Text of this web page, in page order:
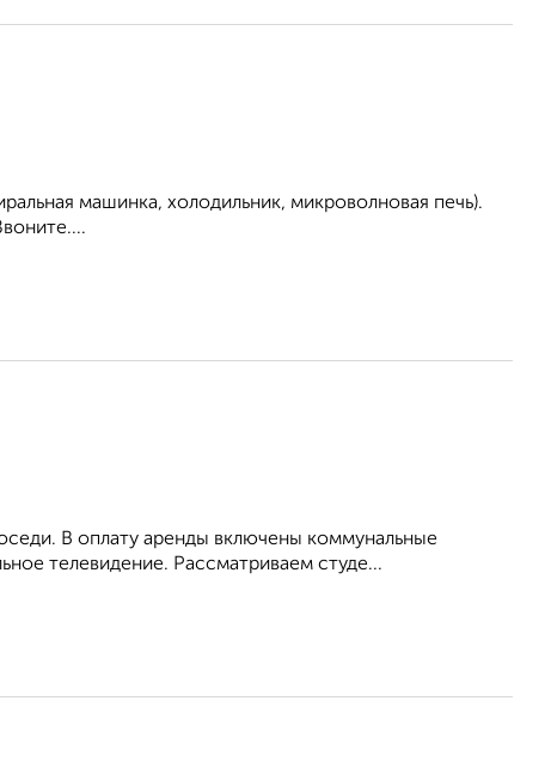
машинка, холодильник, микроволновая печь).
В оплату аренды включены коммунальные
телевидение. Рассматриваем студе...